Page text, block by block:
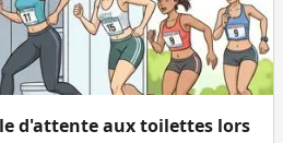
d'attente aux toilettes lors